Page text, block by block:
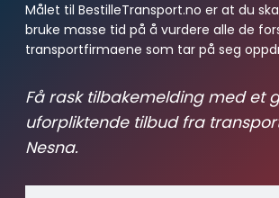
Målet til BestilleTransport.no er at du
bruke masse tid på å vurdere alle de
transportfirmaene som tar på seg
Få rask tilbakemelding med et
uforpliktende tilbud fra
Nesna.